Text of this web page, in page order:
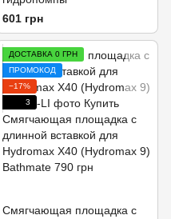
601 грн
ДОСТАВКА 0 ГРН
ПРОМОКОД
−17%
3
Смягчающая площадка с